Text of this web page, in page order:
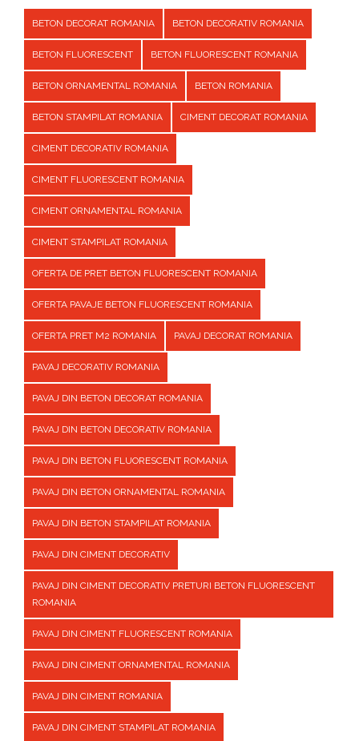
BETON DECORAT ROMANIA BETON DECORATIV ROMANIA
BETON FLUORESCENT BETON FLUORESCENT ROMANIA
BETON ORNAMENTAL ROMANIA BETON ROMANIA
BETON STAMPILAT ROMANIA CIMENT DECORAT ROMANIA
CIMENT DECORATIV ROMANIA
CIMENT FLUORESCENT ROMANIA
CIMENT ORNAMENTAL ROMANIA
CIMENT STAMPILAT ROMANIA
OFERTA DE PRET BETON FLUORESCENT ROMANIA
OFERTA PAVAJE BETON FLUORESCENT ROMANIA
OFERTA PRET M2 ROMANIA PAVAJ DECORAT ROMANIA
PAVAJ DECORATIV ROMANIA
PAVAJ DIN BETON DECORAT ROMANIA
PAVAJ DIN BETON DECORATIV ROMANIA
PAVAJ DIN BETON FLUORESCENT ROMANIA
PAVAJ DIN BETON ORNAMENTAL ROMANIA
PAVAJ DIN BETON STAMPILAT ROMANIA
PAVAJ DIN CIMENT DECORATIV
PAVAJ DIN CIMENT DECORATIV PRETURI BETON FLUORESCENT
ROMANIA
PAVAJ DIN CIMENT FLUORESCENT ROMANIA
PAVAJ DIN CIMENT ORNAMENTAL ROMANIA
PAVAJ DIN CIMENT ROMANIA
PAVAJ DIN CIMENT STAMPILAT ROMANIA